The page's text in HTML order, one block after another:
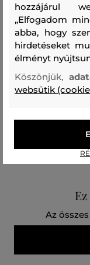
AKCIÓ -30%
MOKASZIN GANT
Az
hozzájárul
„Elfogadom
abba, hogy
hirdetéseket
élményt
Köszönjük,
websütik